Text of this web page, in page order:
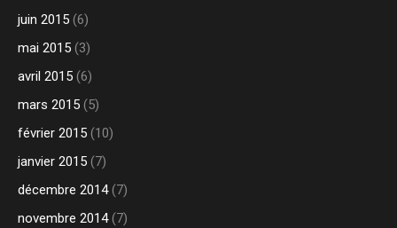
juin 2015 (6)
mai 2015 (3)
avril 2015 (6)
mars 2015 (5)
février 2015 (10)
janvier 2015 (7)
décembre 2014(7)
novembre 2014(7)